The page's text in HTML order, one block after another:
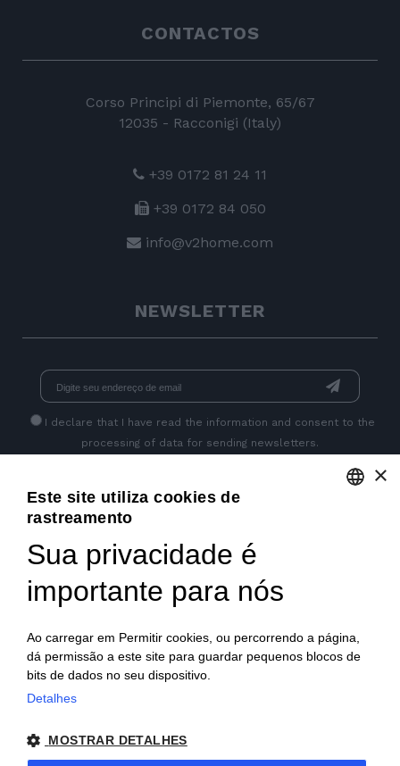
CONTACTOS
Corso Principi di Piemonte, 65/67
12035 - Racconigi (Italy)
+39 0172 81 24 11
+39 0172 84 050
info@v2home.com
NEWSLETTER
I declare that I have read the information and consent to the
processing of data for sending newsletters.
reservados| P.IVA IT04218710962 |Privacidade|Notas
PORTUGUESE
×
Este site utiliza cookies de
rastreamento
Sua privacidade é
importante para nós
Ao carregar em Permitir cookies, ou percorrendo a página,
dá permissão a este site para guardar pequenos blocos de
bits de dados no seu dispositivo.
Detalhes
MOSTRAR DETALHES